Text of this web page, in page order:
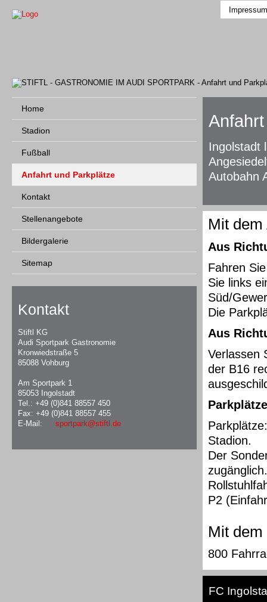
Impressum
Home
Stadion
Fußball
Anfahrt und Parkplätze
Kontakt
Stellenangebote
Bildergalerie
Sitemap
Kontakt
Stiftl KG
Audi Sportpark Gastronomie
Kronwiedstraße 5
85088 Vohburg
Am Sportpark 1
85053 Ingolstadt
Tel.: +49 (0)841 88557 450
Fax: +49 (0)841 88557 455
E-Mail:
sportpark@stiftl.de
Ingolstadt
Autobahn
Mit dem
Aus
Fahren
Sie links
Süd/
Die
Aus
Verlassen
der B16
Stadion.
Der
zugänglich.
P2
Mit dem
800
FC